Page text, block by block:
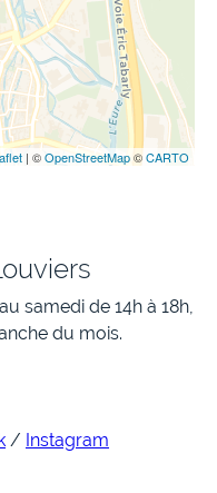
| ©OpenStreetMap©CARTO
samedi de 14h à 18h,
du mois.
/ Instagram